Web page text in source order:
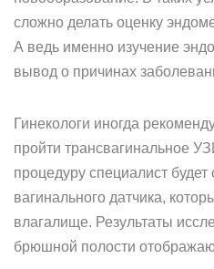
сложно делать оценку
А ведь именно изучение
вывод о причинах
Гинекологи иногда
пройти трансвагинальное
процедуру специалист
вагинального датчика,
влагалище. Результаты
брюшной полости